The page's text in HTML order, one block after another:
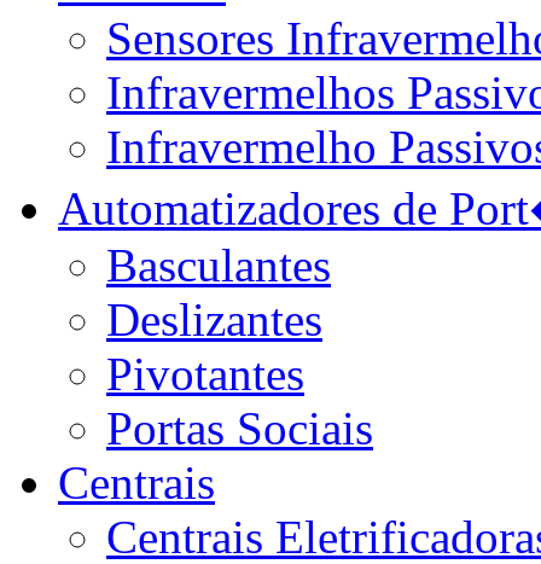
Sensores
Infravermelhos
Infravermelho
Automatizadores de
Basculantes
Deslizantes
Pivotantes
Portas Sociais
Centrais
Centrais